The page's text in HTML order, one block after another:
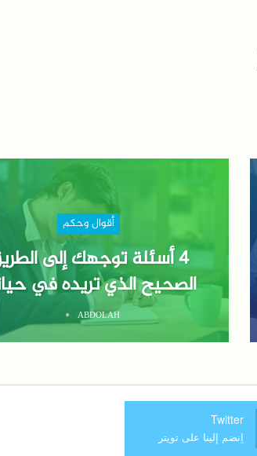
أقوال وحكم
4 أسئلة توجهك إلى
الصحيح الذي تريده في
ABDOLAH
Twitter
اِنضم إلينا على تويتر